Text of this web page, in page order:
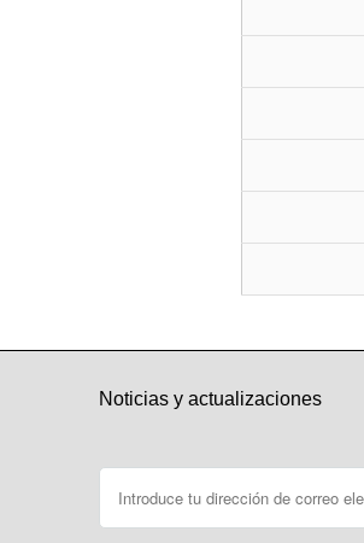
Noticias y actualizaciones